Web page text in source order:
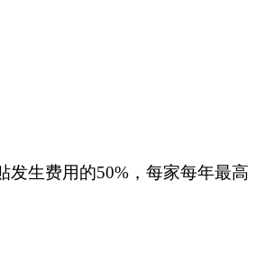
生费用的50%，每家每年最高